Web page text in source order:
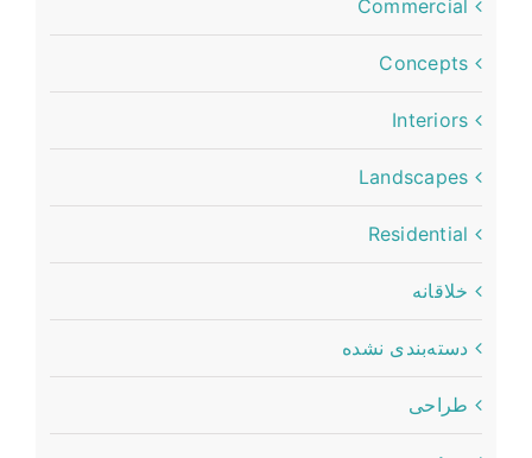
Commercial
Concepts
Interiors
Landscapes
Residential
خلاقانه
دسته‌بندی نشده
طراحی